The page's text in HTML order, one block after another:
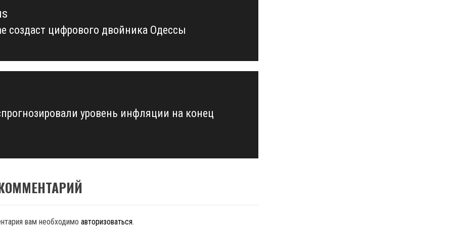
создаст цифрового двойника Одессы
уровень инфляции на конец
вам необходимо авторизоваться.